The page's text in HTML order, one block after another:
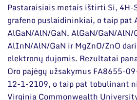
Pastaraisiais metais ištirti Si, 4H-
grafeno puslaidininkiai, o taip pat
AlGaN/AlN/GaN, AlGaN/GaN/AlN/
AlInN/AlN/GaN ir MgZnO/ZnO
elektronų dujomis. Rezultatai
Oro pajėgų užsakymus FA8655-
12-1-2109, o taip pat tobulinant
Virginia Commonwealth